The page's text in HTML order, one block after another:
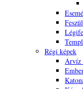
Régi képek
Árvíz